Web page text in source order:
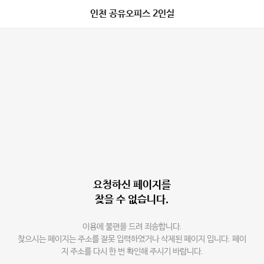
인천 공유오피스 2인실
요청하신 페이지를
찾을 수 없습니다.
이용에 불편을 드려 죄송합니다.
찾으시는 페이지는 주소를 잘못 입력하였거나 삭제된 페이지 입니다. 페이
지 주소를 다시 한 번 확인해 주시기 바랍니다.